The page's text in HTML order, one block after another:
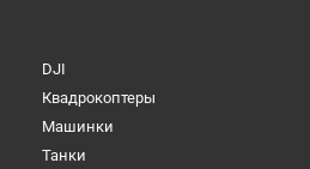
DJI
Квадрокоптеры
Машинки
Танки